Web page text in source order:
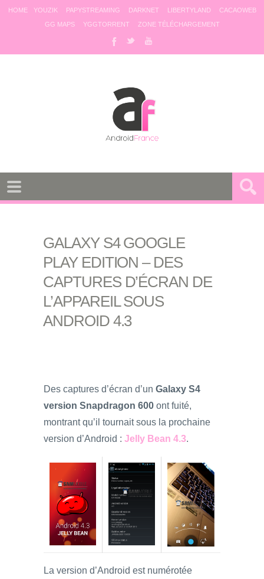
HOME YOUZIK PAPYSTREAMING DARKNET LIBERTYLAND
CACAOWEB
GG MAPS
YGGTORRENT ZONE TÉLÉCHARGEMENT
GALAXY S4 GOOGLE
PLAY EDITION – DES
CAPTURES D’ÉCRAN DE
L’APPAREIL SOUS
ANDROID 4.3
Des captures d’écran d’un Galaxy S4
version Snapdragon 600 ont fuité,
montrant qu’il tournait sous la prochaine
version d’Android : Jelly Bean 4.3.
La version d’Android est numérotée